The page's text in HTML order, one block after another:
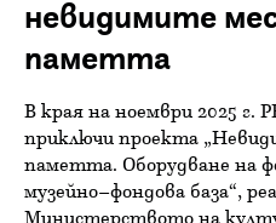
невидимите
паметта
В края на ноември 2025 г.
приключи проекта
паметта. Оборудване на
музейно–фондова база“,
Министерството на